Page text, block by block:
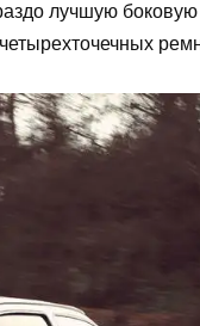
лучшую боковую